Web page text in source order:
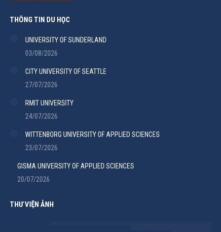
THÔNG TIN DU HỌC
UNIVERSITY OF SUNDERLAND
03/08/2026
CITY UNIVERSITY OF SEATTLE
27/07/2026
RMIT UNIVERSITY
24/07/2026
WITTENBORG UNIVERSITY OF APPLIED SCIENCES
23/07/2026
GISMA UNIVERSITY OF APPLIED SCIENCES
20/07/2026
THƯ VIỆN ẢNH